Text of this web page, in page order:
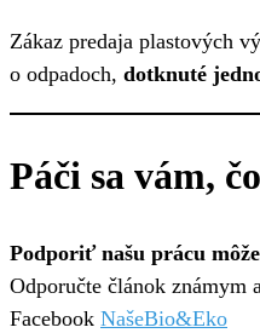
Zákaz predaja plastových
o odpadoch, dotknuté
Páči sa vám,
Podporiť našu prácu
Odporučte článok známym
Facebook NašeBio&Eko